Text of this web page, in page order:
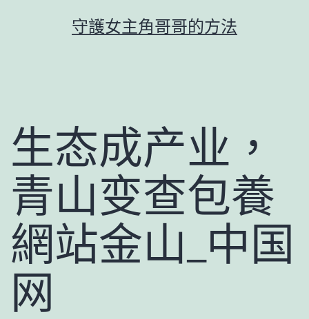
守護女主角哥哥的方法
生态成产业，
青山变查包養
網站金山_中国
网